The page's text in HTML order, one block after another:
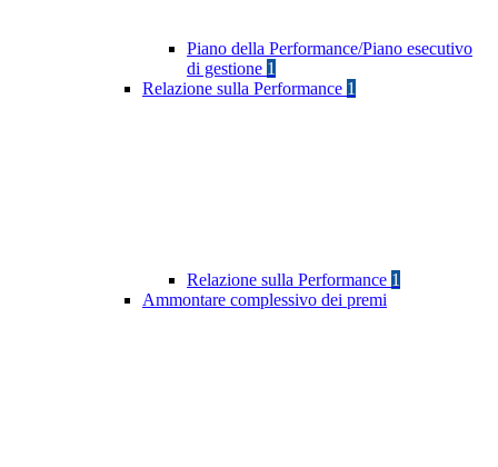
Piano della Performance/Piano esecutivo
di gestione 1
Relazione sulla Performance 1
Relazione sulla Performance 1
Ammontare complessivo dei premi